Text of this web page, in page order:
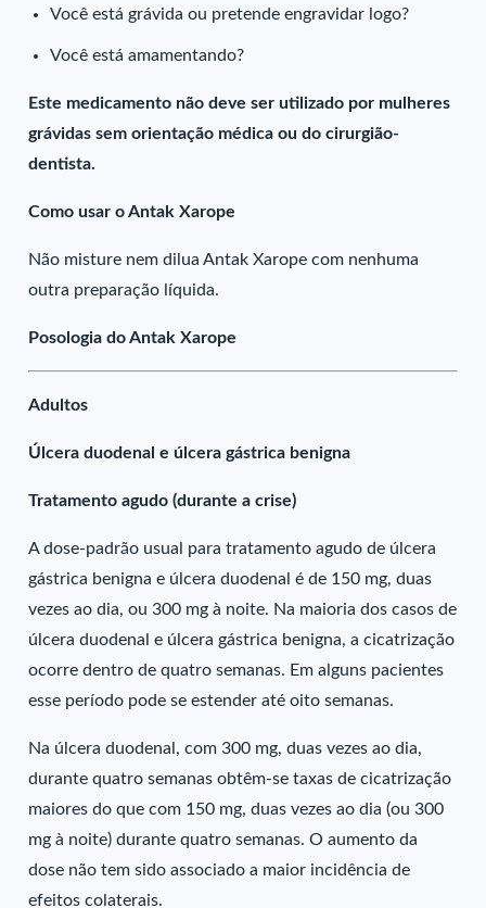
Você está grávida ou pretende engravidar logo?
Você está amamentando?
Este medicamento não deve ser utilizado por mulheres
grávidas sem orientação médica ou do cirurgião-
dentista.
Como usar o Antak Xarope
Não misture nem dilua Antak Xarope com nenhuma
outra preparação líquida.
Posologia do Antak Xarope
Adultos
Úlcera duodenal e úlcera gástrica benigna
Tratamento agudo (durante a crise)
A dose-padrão usual para tratamento agudo de úlcera
gástrica benigna e úlcera duodenal é de 150 mg, duas
vezes ao dia, ou 300 mg à noite. Na maioria dos casos de
úlcera duodenal e úlcera gástrica benigna, a cicatrização
ocorre dentro de quatro semanas. Em alguns pacientes
esse período pode se estender até oito semanas.
Na úlcera duodenal, com 300 mg, duas vezes ao dia,
durante quatro semanas obtêm-se taxas de cicatrização
maiores do que com 150 mg, duas vezes ao dia (ou 300
mg à noite) durante quatro semanas. O aumento da
dose não tem sido associado a maior incidência de
efeitos colaterais.